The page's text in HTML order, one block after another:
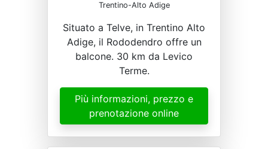
Trentino-Alto Adige
Situato a Telve, in Trentino Alto
Adige, il Rododendro offre un
balcone. 30 km da Levico
Terme.
Più informazioni, prezzo e
prenotazione online